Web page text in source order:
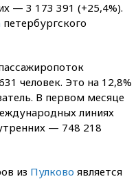
— 3 173 391 (+25,4%).
петербургского
человек. Это на 12,8%
В первом месяце
линиях
— 748 218
из Пулково является